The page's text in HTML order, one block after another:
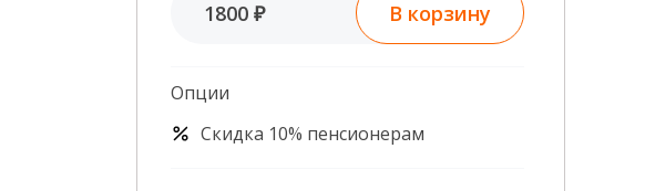
1800 ₽ В корзину
Опции
Скидка 10% пенсионерам